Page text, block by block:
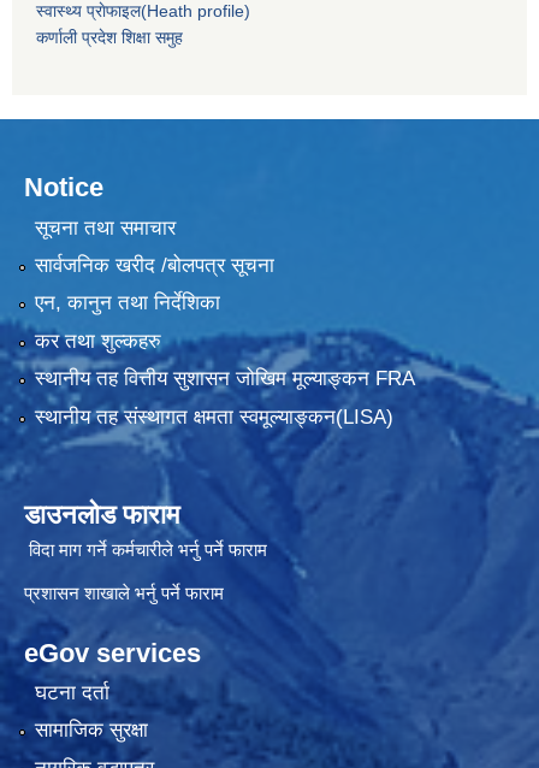
स्वास्थ्य प्राेफाइल(Heath profile)
कर्णाली प्रदेश शिक्षा समुह
Notice
सूचना तथा समाचार
सार्वजनिक खरीद /बोलपत्र सूचना
एन, कानुन तथा निर्देशिका
कर तथा शुल्कहरु
स्थानीय तह वित्तीय सुशासन जोखिम मूल्याङ्कन FRA
स्थानीय तह संस्थागत क्षमता स्वमूल्याङ्कन(LISA)
डाउनलोड फाराम
विदा माग गर्ने कर्मचारीले भर्नु पर्ने फाराम
प्रशासन शाखाले भर्नु पर्ने फाराम
eGov services
घटना दर्ता
सामाजिक सुरक्षा